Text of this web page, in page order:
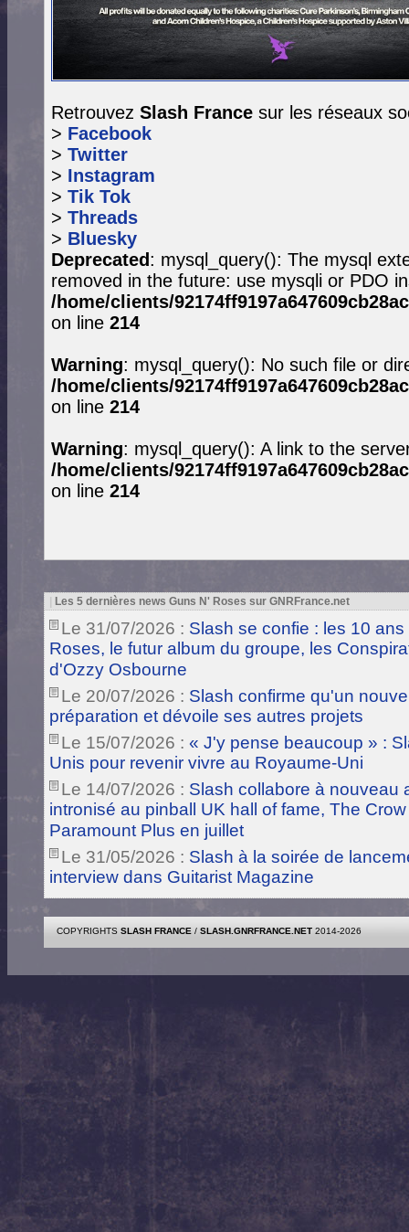
Retrouvez Slash France sur les réseaux
> Facebook
> Twitter
> Instagram
> Tik Tok
> Threads
> Bluesky
Deprecated: mysql_query(): The mysql
removed in the future: use mysqli or PDO
/home/clients/
on line 214
Warning: mysql_query(): No such file or
/home/clients/
on line 214
Warning: mysql_query(): A link to the
/home/clients/
on line 214
Les 5 dernières news Guns N' Roses sur GNRFrance.net
Le 31/07/2026 : Slash se confie : les 10
Roses, le futur album du groupe, les
d'Ozzy Osbourne
Le 20/07/2026 : Slash confirme qu'un
préparation et dévoile ses autres projets
Le 15/07/2026 : « J'y pense beaucoup » :
Unis pour revenir vivre au Royaume-Uni
Le 14/07/2026 : Slash collabore à nouveau
intronisé au pinball UK hall of fame, The
Paramount Plus en juillet
Le 31/05/2026 : Slash à la soirée de
interview dans Guitarist Magazine
COPYRIGHTS SLASH FRANCE / SLASH.GNRFRANCE.NET 2014-2026